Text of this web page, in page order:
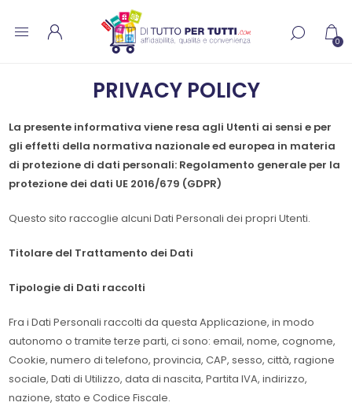
0
PRIVACY POLICY
La presente informativa viene resa agli Utenti ai sensi e per
gli effetti della normativa nazionale ed europea in materia
di protezione di dati personali: Regolamento generale per la
protezione dei dati UE 2016/679 (GDPR)
Questo sito raccoglie alcuni Dati Personali dei propri Utenti.
Titolare del Trattamento dei Dati
Tipologie di Dati raccolti
Fra i Dati Personali raccolti da questa Applicazione, in modo
autonomo o tramite terze parti, ci sono: email, nome, cognome,
Cookie, numero di telefono, provincia, CAP, sesso, città, ragione
sociale, Dati di Utilizzo, data di nascita, Partita IVA, indirizzo,
nazione, stato e Codice Fiscale.